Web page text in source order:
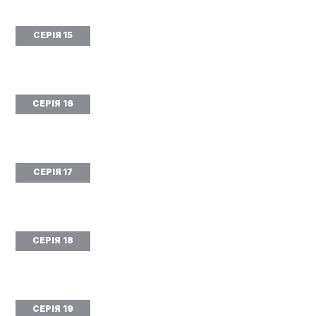
СЕРІЯ 15
СЕРІЯ 16
СЕРІЯ 17
СЕРІЯ 18
СЕРІЯ 19